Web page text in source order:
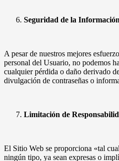
Seguridad de la Información
A pesar de nuestros mejores
personal del Usuario, no podemos
cualquier pérdida o daño derivado
divulgación de contraseñas o
Limitación de
El Sitio Web se proporciona «tal
ningún tipo, ya sean expresas o